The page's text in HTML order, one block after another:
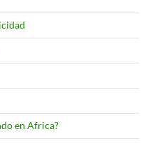
en Africa?